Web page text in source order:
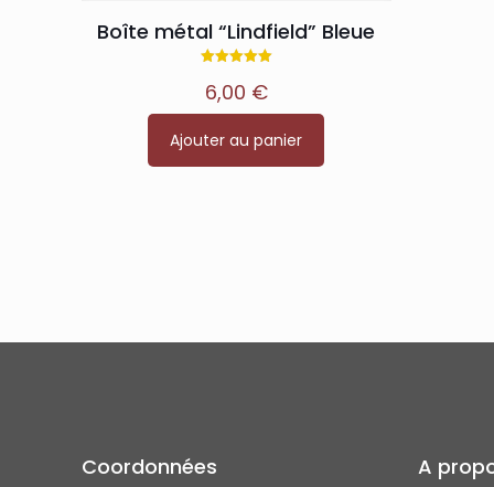
Boîte métal “Lindfield” Bleue
5.00
sur 5
6,00 €
Ajouter au panier
Coordonnées A